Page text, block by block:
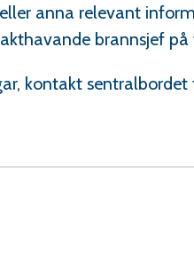
anna relevant
brannsjef på
kontakt